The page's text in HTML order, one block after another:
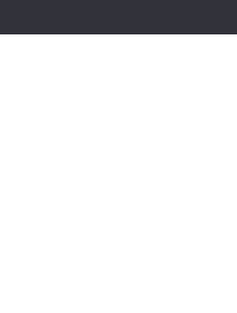
media@wooshpay.com